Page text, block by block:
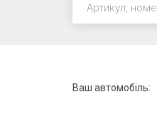
Ваш автомобіль: